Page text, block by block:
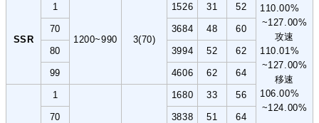
110.00%
~127.00%
攻速
110.01%
~127.00%
移速
106.00%
~124.00%
SSR
1
1200~990 3(70)
1526 31 52
70 3684 48 60
80 3994 52 62
99 4606 62 64
1 1680 33 56
70 3838 51 64